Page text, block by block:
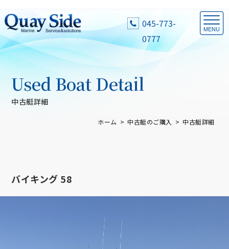
045-773-
0777
中古艇詳細
Used Boat Detail
ホーム 中古艇のご購入 中古艇詳細
バイキング 58